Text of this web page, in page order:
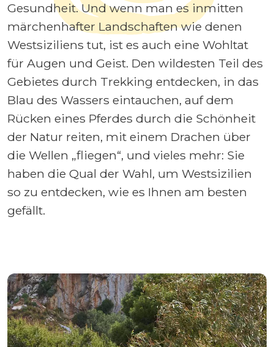
Gesundheit. Und wenn man es inmitten
märchenhafter Landschaften wie denen
Westsiziliens tut, ist es auch eine Wohltat
für Augen und Geist. Den wildesten Teil des
Gebietes durch Trekking entdecken, in das
Blau des Wassers eintauchen, auf dem
Rücken eines Pferdes durch die Schönheit
der Natur reiten, mit einem Drachen über
die Wellen „fliegen“, und vieles mehr: Sie
haben die Qual der Wahl, um Westsizilien
so zu entdecken, wie es Ihnen am besten
gefällt.